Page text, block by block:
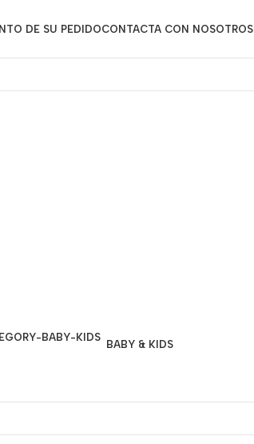
DE SU PEDIDOCONTACTA CON NOSOTROS
BABY & KIDS